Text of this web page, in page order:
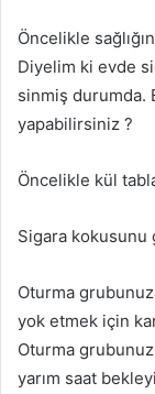
Öncelikle
Diyelim ki evde
sinmiş durumda.
yapabilirsiniz ?
Öncelikle kül
Sigara kokusunu
Oturma
yok etmek için
Oturma
yarım saat